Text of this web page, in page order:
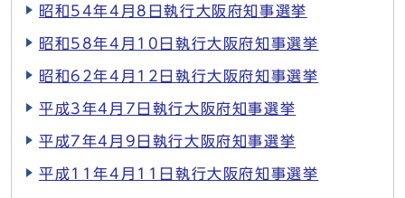
昭和54年4月8日執行大阪府知事選挙
昭和58年4月10日執行大阪府知事選挙
昭和62年4月12日執行大阪府知事選挙
平成3年4月7日執行大阪府知事選挙
平成7年4月9日執行大阪府知事選挙
平成11年4月11日執行大阪府知事選挙